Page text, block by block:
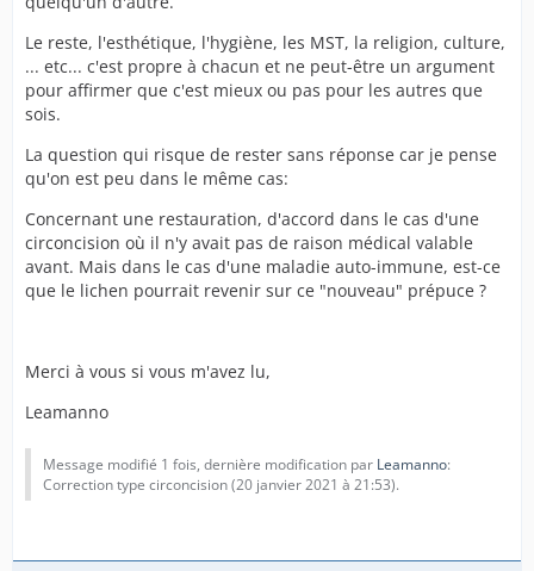
Le reste, l'esthétique, l'hygiène, les MST, la religion, culture,
... etc... c'est propre à chacun et ne peut-être un argument
pour affirmer que c'est mieux ou pas pour les autres que
sois.
La question qui risque de rester sans réponse car je pense
qu'on est peu dans le même cas:
Concernant une restauration, d'accord dans le cas d'une
circoncision où il n'y avait pas de raison médical valable
avant. Mais dans le cas d'une maladie auto-immune, est-ce
que le lichen pourrait revenir sur ce "nouveau" prépuce ?
Merci à vous si vous m'avez lu,
Leamanno
Message modifié 1 fois, dernière modification par Leamanno:
Correction type circoncision (20 janvier 2021 à 21:53).